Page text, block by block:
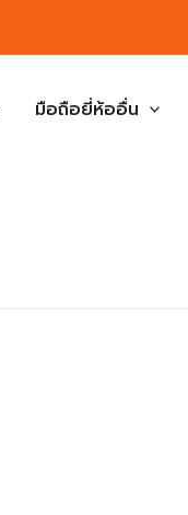
มือถือยี่ห้ออื่น